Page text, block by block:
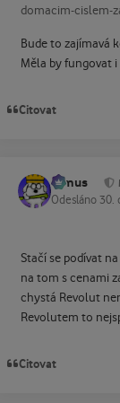
domacim-cislem-
Bude to zajímavá
Měla by fungovat
Citovat
tomus
Odesláno 30.
Stačí se podívat
na tom s cenami
chystá Revolut
Revolutem to
Citovat